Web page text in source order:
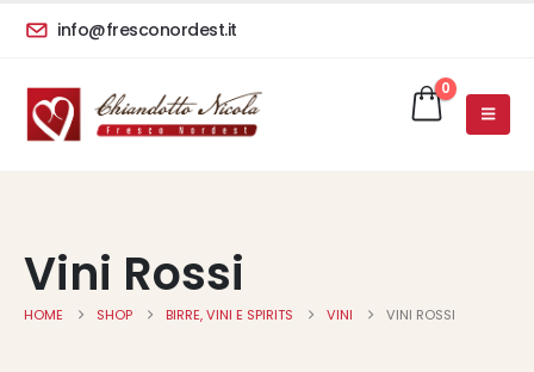
info@fresconordest.it
0
Vini Rossi
HOME SHOP BIRRE, VINI E SPIRITS VINI VINI ROSSI